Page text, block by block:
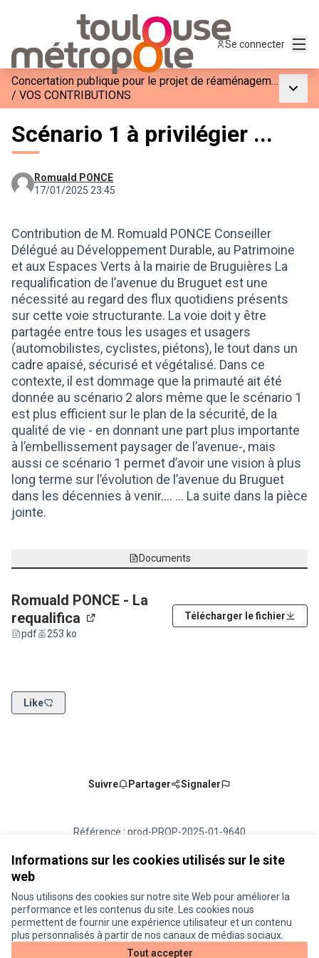
Informations sur les cookies utilisés sur le site
web
Nous utilisons des cookies sur notre site Web pour améliorer la
performance et les contenus du site. Les cookies nous
permettent de fournir une expérience utilisateur et un contenu
plus personnalisés à partir de nos canaux de médias sociaux.
Tout accepter
Se connecter
Concertation publique pour le projet de réaménagement de l&#39;Avenue du Bruguet entre la M4 et la M59
/ VOS CONTRIBUTIONS
Scénario 1 à privilégier ...
Romuald PONCE
17/01/2025 23:45
Contribution de M. Romuald PONCE Conseiller
Délégué au Développement Durable, au Patrimoine
et aux Espaces Verts à la mairie de Bruguières La
requalification de l’avenue du Bruguet est une
nécessité au regard des flux quotidiens présents
sur cette voie structurante. La voie doit y être
partagée entre tous les usages et usagers
(automobilistes, cyclistes, piétons), le tout dans un
cadre apaisé, sécurisé et végétalisé. Dans ce
contexte, il est dommage que la primauté ait été
donnée au scénario 2 alors même que le scénario 1
est plus efficient sur le plan de la sécurité, de la
qualité de vie - en donnant une part plus importante
à l’embellissement paysager de l’avenue-, mais
aussi ce scénario 1 permet d’avoir une vision à plus
long terme sur l’évolution de l’avenue du Bruguet
dans les décennies à venir…. ... La suite dans la pièce
jointe.
Documents
Romuald PONCE - La
requalifica
(Lien externe)
pdf 253 ko
Télécharger le fichier
Like
Suivre Partager Signaler
Référence : prod-PROP-2025-01-9640
Vérifiez l'empreinte numérique
Conditions d'utilisation
Paramètres des cookies
Je participe ! sur X
(Lien externe)
Je participe ! sur Facebook
Je participe ! sur Instagram